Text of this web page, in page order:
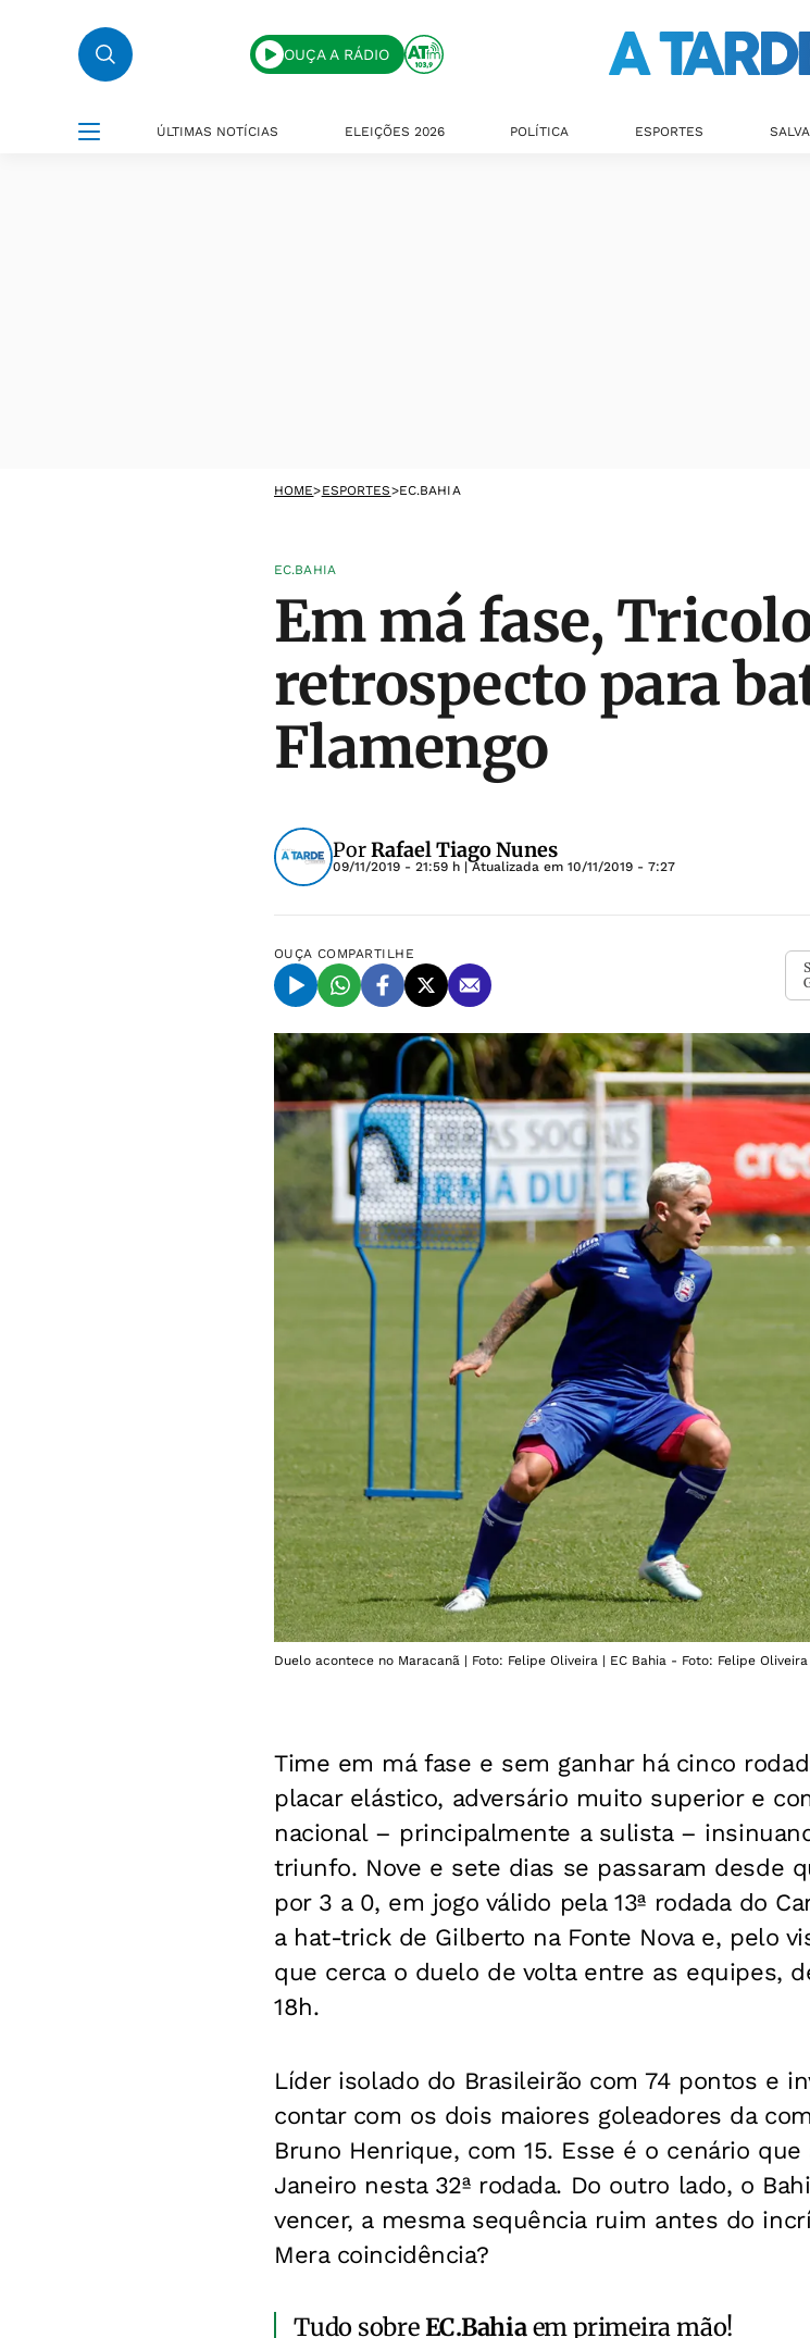
OUÇA A RÁDIO
ÚLTIMAS NOTÍCIAS ELEIÇÕES 2026 POLÍTICA ESPORTES
HOME>ESPORTES>EC.BAHIA
EC.BAHIA
Em má fase,
retrospecto para
Flamengo
PorRafael Tiago Nunes
09/11/2019 - 21:59 h | Atualizada em 10/11/2019 - 7:27
OUÇA COMPARTILHE
Duelo acontece no Maracanã | Foto: Felipe Oliveira | EC Bahia - Foto: Felipe Oliveira
Time em má fase e sem ganhar há cinco
placar elástico, adversário muito superior e
nacional – principalmente a sulista –
triunfo. Nove e sete dias se passaram desde
por 3 a 0, em jogo válido pela 13ª rodada do
a hat-trick de Gilberto na Fonte Nova e, pelo
que cerca o duelo de volta entre as equipes,
18h.
Líder isolado do Brasileirão com 74 pontos e
contar com os dois maiores goleadores da
Bruno Henrique, com 15. Esse é o cenário
Janeiro nesta 32ª rodada. Do outro lado, o
vencer, a mesma sequência ruim antes do
Mera coincidência?
Tudo sobreEC.Bahiaem primeira mão!